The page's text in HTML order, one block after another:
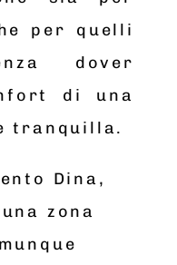
per quelli
dover
di una
tranquilla.
Dina,
zona